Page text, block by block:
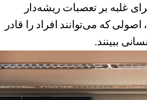
غلبه بر تعصبات ریشه‌دار
که می‌توانند افراد را قادر
ببینند.